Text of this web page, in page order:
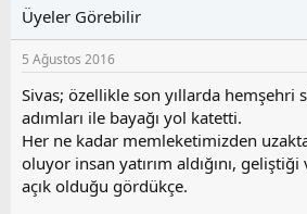
s
u
z
y
l
a
Üyeler Görebilir
5 Ağustos 2016
Sivas; özellikle son yıllarda hemşehri
adımları ile bayağı yol katetti.
Her ne kadar memleketimizden
oluyor insan yatırım aldığını,
açık olduğu gördükçe.